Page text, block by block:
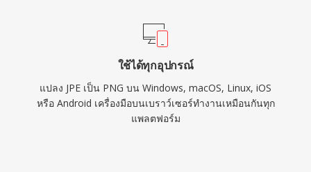
ใช้ได้ทุกอุปกรณ์
แปลง JPE เป็น PNG บน Windows, macOS, Linux, iOS
หรือ Android เครื่องมือบนเบราว์เซอร์ทำงานเหมือนกันทุก
แพลตฟอร์ม